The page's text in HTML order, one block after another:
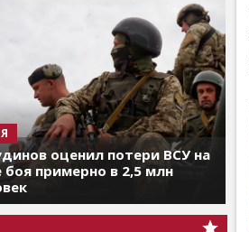
оценил потери ВСУ на
боя примерно в 2,5 млн